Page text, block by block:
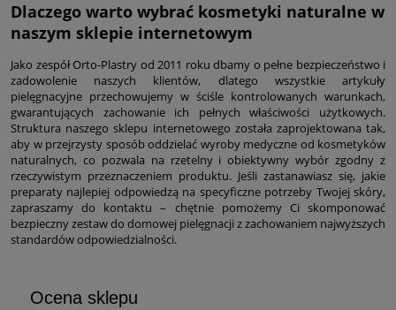
Dlaczego warto wybrać kosmetyki naturalne w
naszym sklepie internetowym
Jako zespół Orto-Plastry od 2011 roku dbamy o pełne bezpieczeństwo i
zadowolenie naszych klientów, dlatego wszystkie artykuły
pielęgnacyjne przechowujemy w ściśle kontrolowanych warunkach,
gwarantujących zachowanie ich pełnych właściwości użytkowych.
Struktura naszego sklepu internetowego została zaprojektowana tak,
aby w przejrzysty sposób oddzielać wyroby medyczne od kosmetyków
naturalnych, co pozwala na rzetelny i obiektywny wybór zgodny z
rzeczywistym przeznaczeniem produktu. Jeśli zastanawiasz się, jakie
preparaty najlepiej odpowiedzą na specyficzne potrzeby Twojej skóry,
zapraszamy do kontaktu – chętnie pomożemy Ci skomponować
bezpieczny zestaw do domowej pielęgnacji z zachowaniem najwyższych
standardów odpowiedzialności.
Ocena sklepu